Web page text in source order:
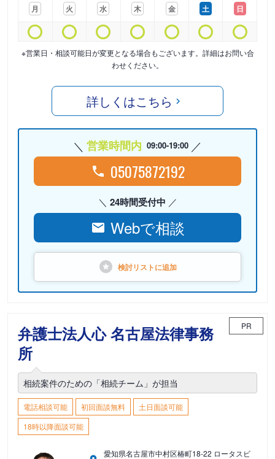
月
火
水
木
金
土
日
※営業日・相談可能日が変更となる場合もございます。詳細はお問い合
わせください。
詳しくはこちら
営業時間内 09:00-19:00
05075872192
24時間受付中
Webで相談
検討リストに追加
弁護士法人心 名古屋法律事務
所
PR
相続案件のための「相続チーム」が担当
電話相談可能 初回面談無料
土日面談可能
18時以降面談可能
愛知県名古屋市中村区椿町18-22 ロータスビ